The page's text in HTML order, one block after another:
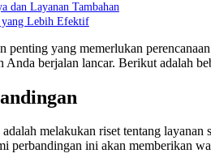
dan Layanan Tambahan
yang Lebih Efektif
penting yang memerlukan
Anda berjalan lancar. Berikut adalah
melakukan riset tentang
perbandingan ini akan memberikan